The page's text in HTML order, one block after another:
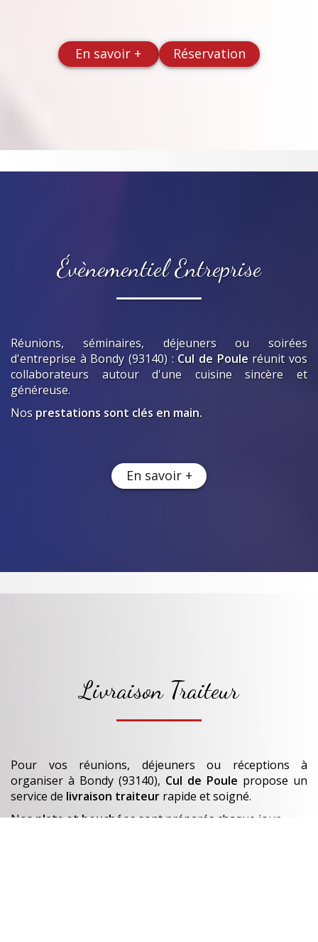
En savoir + Réservation
Évènementiel Entreprise
Réunions, séminaires, déjeuners ou soirées
d'entreprise à Bondy (93140) : Cul de Poule réunit vos
collaborateurs autour d'une cuisine sincère et
généreuse.
Nos prestations sont clés en main.
En savoir +
Livraison Traiteur
Pour vos réunions, déjeuners ou réceptions à
organiser à Bondy (93140), Cul de Poule propose un
service de livraison traiteur rapide et soigné.
Nosplats et bouchéessont préparés chaque jour.